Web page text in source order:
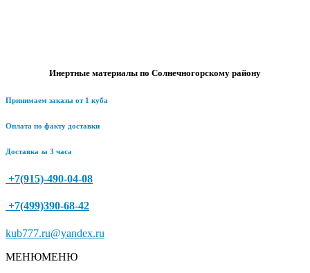
Инертные материалы по Солнечногорскому району
Принимаем заказы от 1 куба
Оплата по факту доставки
Доставка за 3 часа
+7(915)-490-04-08
+7(499)390-68-42
kub777.ru@yandex.ru
МЕНЮМЕНЮ